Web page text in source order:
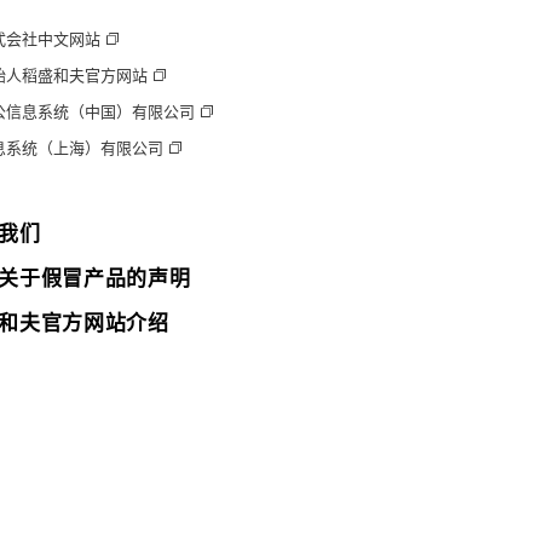
会社中文网站
人稻盛和夫官方网站
信息系统（中国）有限公司
系统（上海）有限公司
们
于假冒产品的声明
夫官方网站介绍